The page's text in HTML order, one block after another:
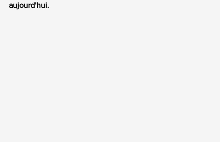
aujourd'hui.